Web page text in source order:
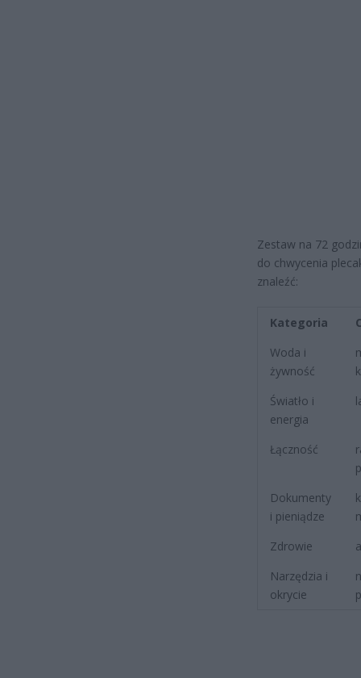
Zestaw na 72
do chwycenia
znaleźć:
Kategoria
Woda i
żywność
Światło i
energia
Łączność
Dokumenty
i pieniądze
Zdrowie
Narzędzia i
okrycie